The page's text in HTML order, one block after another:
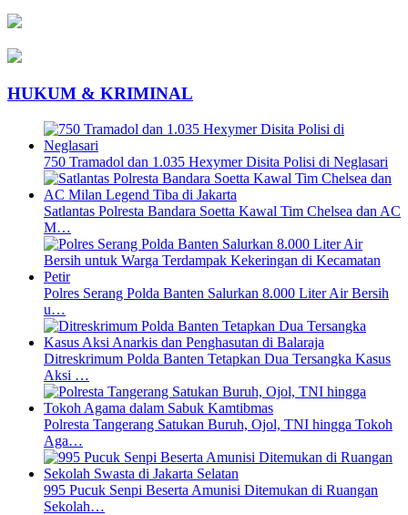
HUKUM & KRIMINAL
750 Tramadol dan 1.035 Hexymer Disita Polisi di Neglasari
Satlantas Polresta Bandara Soetta Kawal Tim Chelsea dan AC
M…
Polres Serang Polda Banten Salurkan 8.000 Liter Air Bersih
u…
Ditreskrimum Polda Banten Tetapkan Dua Tersangka Kasus
Aksi …
Polresta Tangerang Satukan Buruh, Ojol, TNI hingga Tokoh
Aga…
995 Pucuk Senpi Beserta Amunisi Ditemukan di Ruangan
Sekolah…